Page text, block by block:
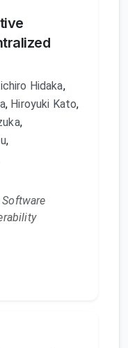
Hidaka,
, Hiroyuki Kato,
,
,